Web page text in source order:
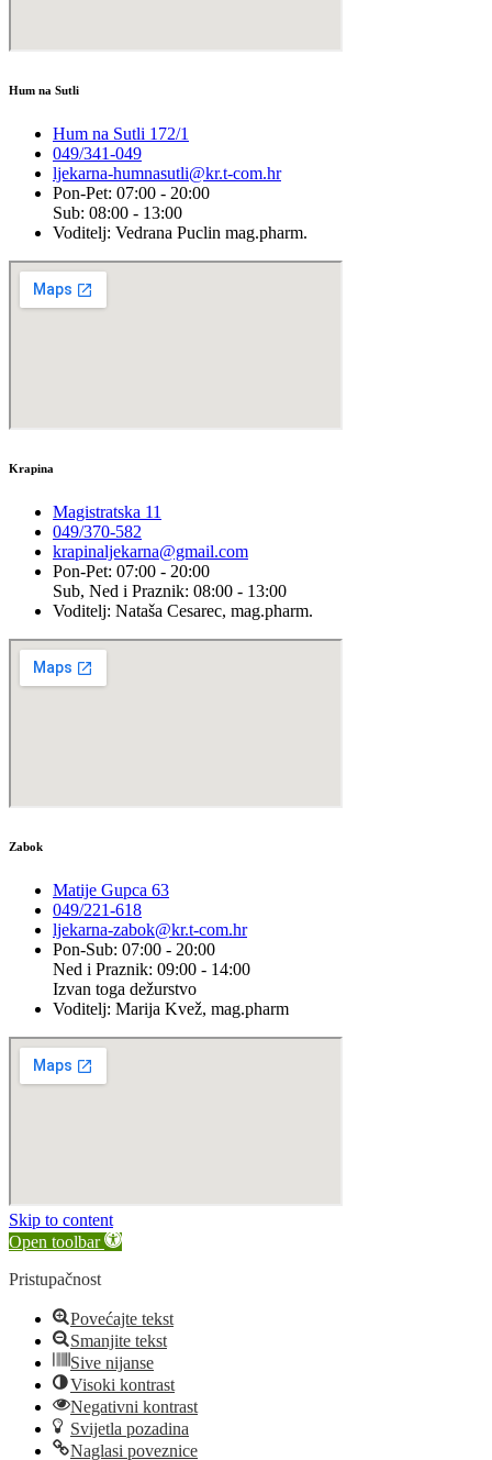
Hum na Sutli
Hum na Sutli 172/1
049/341-049
ljekarna-humnasutli@kr.t-com.hr
Pon-Pet: 07:00 - 20:00
Sub: 08:00 - 13:00
Voditelj: Vedrana Puclin mag.pharm.
Krapina
Magistratska 11
049/370-582
krapinaljekarna@gmail.com
Pon-Pet: 07:00 - 20:00
Sub, Ned i Praznik: 08:00 - 13:00
Voditelj: Nataša Cesarec, mag.pharm.
Zabok
Matije Gupca 63
049/221-618
ljekarna-zabok@kr.t-com.hr
Pon-Sub: 07:00 - 20:00
Ned i Praznik: 09:00 - 14:00
Izvan toga dežurstvo
Voditelj: Marija Kvež, mag.pharm
Skip to content
Open toolbar
Pristupačnost
Povećajte tekst
Smanjite tekst
Sive nijanse
Visoki kontrast
Negativni kontrast
Svijetla pozadina
Naglasi poveznice